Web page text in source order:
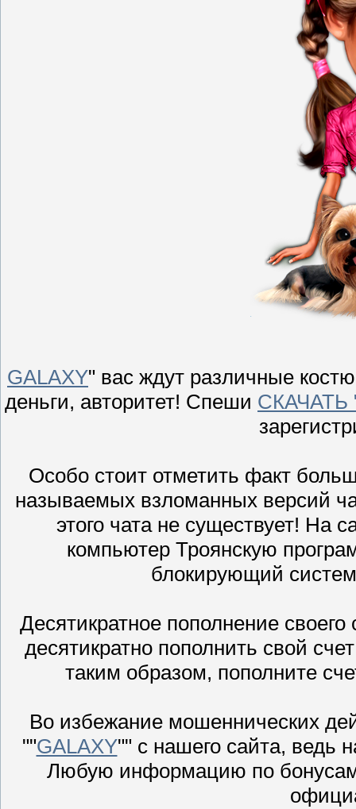
GALAXY" вас ждут различные
деньги, авторитет! Спеши СКАЧАТЬ
Особо стоит отметить факт
называемых взломанных версий
этого чата не существует! На
компьютер Троянскую
блокирующий
Десятикратное пополнение
десятикратно пополнить свой
таким образом, пополните
Во избежание мошеннических
""GALAXY"" с нашего сайта, ведь
Любую информацию по